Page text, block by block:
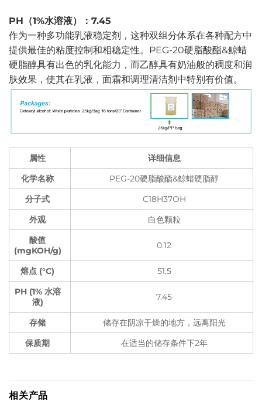
PH（1%水溶液）：7.45
作为一种多功能乳液稳定剂，这种双组分体系在各种配方中
提供最佳的粘度控制和相稳定性。PEG-20硬脂酸酯&鲸蜡
硬脂醇具有出色的乳化能力，而乙醇具有奶油般的稠度和润
肤效果，使其在乳液，面霜和调理清洁剂中特别有价值。
属性
详细信息
化学名称
PEG-20硬脂酸酯&鲸蜡硬脂醇
分子式
C18H37OH
外观
白色颗粒
酸值
(mgKOH/g)
0.12
熔点 (°C)
51.5
PH (1% 水溶
液)
7.45
存储
储存在阴凉干燥的地方，远离阳光
保质期
在适当的储存条件下2年
相关产品